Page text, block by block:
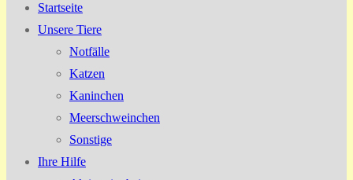
Startseite
Unsere Tiere
Notfälle
Katzen
Kaninchen
Meerschweinchen
Sonstige
Ihre Hilfe